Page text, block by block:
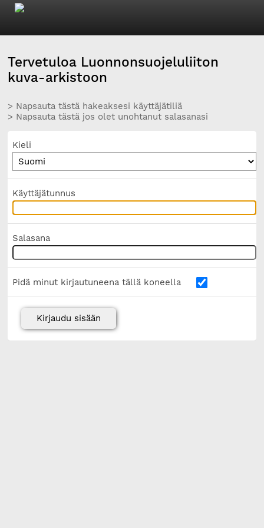
Tervetuloa Luonnonsuojeluliiton
kuva-arkistoon
> Napsauta tästä hakeaksesi käyttäjätiliä
> Napsauta tästä jos olet unohtanut salasanasi
Kieli
Käyttäjätunnus
Salasana
Pidä minut kirjautuneena tällä koneella